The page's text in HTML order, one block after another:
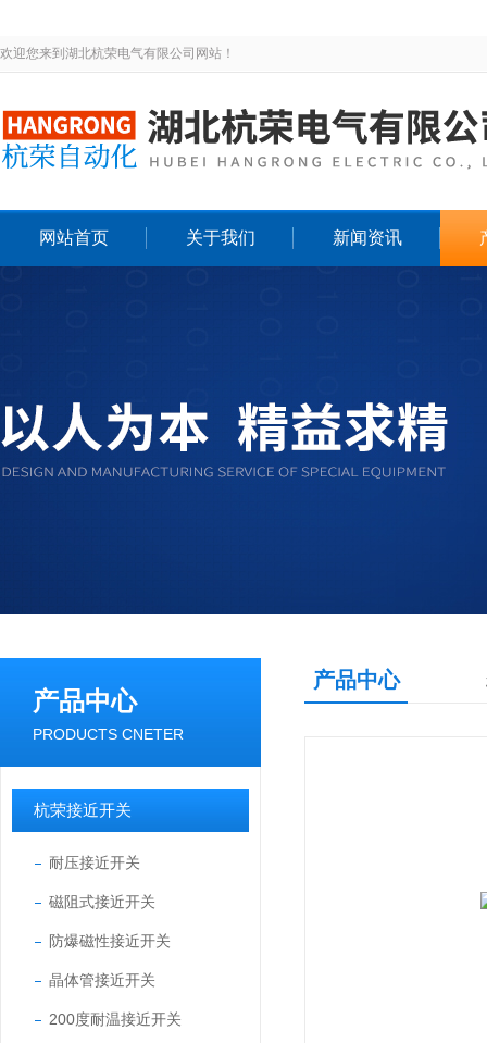
欢迎您来到湖北杭荣电气有限公司网站！
网站首页 关于我们 新闻资讯
产品中心
PRODUCTS CNETER
杭荣接近开关
耐压接近开关
磁阻式接近开关
防爆磁性接近开关
晶体管接近开关
200度耐温接近开关
产品中心